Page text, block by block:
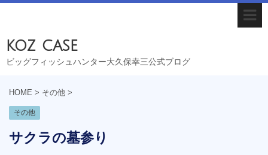
koz case
ビッグフィッシュハンター大久保幸三公式ブログ
HOME > その他 >
その他
サクラの墓参り